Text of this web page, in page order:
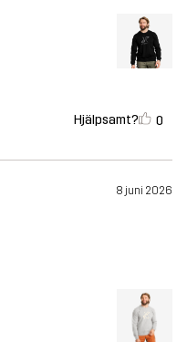
Hjälpsamt? 0
8 juni 2026